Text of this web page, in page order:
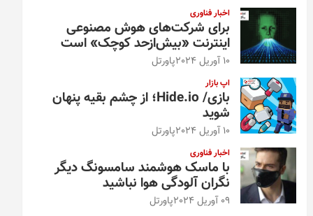
اخبار فناوری
برای شرکت‌های هوش مصنوعی
اینترنت «بیش‌از‌حد کوچک» است
10 آوریل 2024 پاورتل
اپ بازار
بازی/ Hide.io؛ از چشم بقیه پنهان
شوید
10 آوریل 2024 پاورتل
اخبار فناوری
با ماسک هوشمند سامسونگ دیگر
نگران آلودگی هوا نباشید
09 آوریل 2024 پاورتل